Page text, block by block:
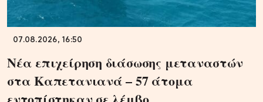
07.08.2026, 16:50
Νέα επιχείρηση διάσωσης μεταναστών
στα Καπετανιανά – 57 άτομα